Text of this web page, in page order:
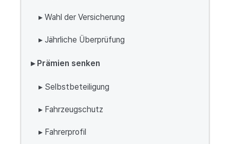
▸ Wahl der Versicherung
▸ Jährliche Überprüfung
▸ Prämien senken
▸ Selbstbeteiligung
▸ Fahrzeugschutz
▸ Fahrerprofil